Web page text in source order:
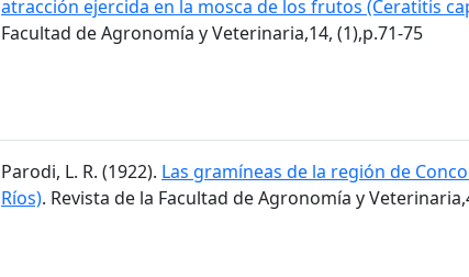
atracción ejercida en la mosca de los frutos (Ceratitis
Facultad de Agronomía y Veterinaria,14, (1),p.71-75
Parodi, L. R. (1922). Las gramíneas de la región de
Ríos). Revista de la Facultad de Agronomía y